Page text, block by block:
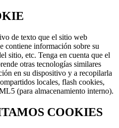
de texto que el sitio web
contiene información sobre su
sitio, etc. Tenga en cuenta que el
otras tecnologías similares
en su dispositivo y a recopilarla
locales, flash cookies,
(para almacenamiento interno).
COOKIES